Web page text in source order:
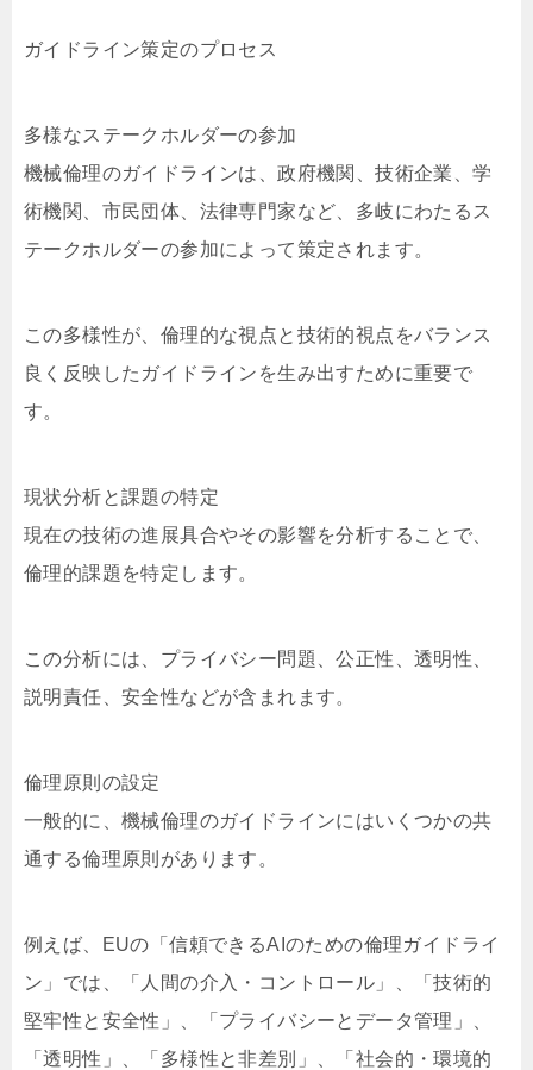
ガイドライン策定のプロセス
多様なステークホルダーの参加
機械倫理のガイドラインは、政府機関、技術企業、学
術機関、市民団体、法律専門家など、多岐にわたるス
テークホルダーの参加によって策定されます。
この多様性が、倫理的な視点と技術的視点をバランス
良く反映したガイドラインを生み出すために重要で
す。
現状分析と課題の特定
現在の技術の進展具合やその影響を分析することで、
倫理的課題を特定します。
この分析には、プライバシー問題、公正性、透明性、
説明責任、安全性などが含まれます。
倫理原則の設定
一般的に、機械倫理のガイドラインにはいくつかの共
通する倫理原則があります。
例えば、EUの「信頼できるAIのための倫理ガイドライ
ン」では、「人間の介入・コントロール」、「技術的
堅牢性と安全性」、「プライバシーとデータ管理」、
「透明性」、「多様性と非差別」、「社会的・環境的